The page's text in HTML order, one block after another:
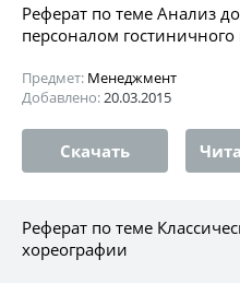
Реферат по теме Анализ
персоналом
Предмет: Менеджмент
Добавлено:20.03.2015
Скачать
Реферат по теме
хореографии